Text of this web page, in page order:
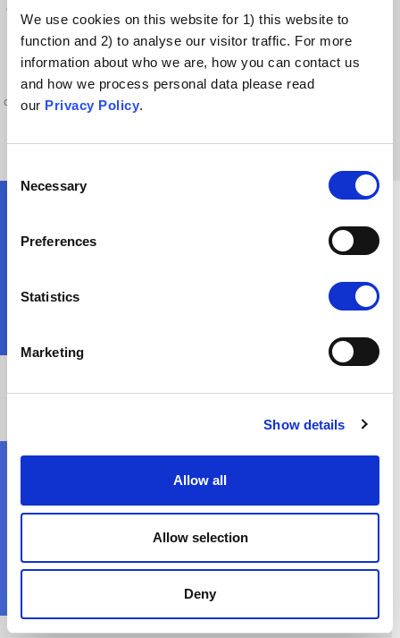
We use cookies on this website for 1) this website to
function and 2) to analyse our visitor traffic. For more
information about who we are, how you can contact us
and how we process personal data please read
our Privacy Policy.
Selection
Necessary
Preferences
Statistics
Marketing
Show details
Allow all
Allow selection
Deny
en el experimento de Tuskagee. Aunque casos como éstos son cada vez
menos frecuentes y adquieren rápidamente notoriedad, puede resultar
difícil confiar en sistemas sanitarios que han maltratado determinados
grupos en el pasado. Es importante reconocer que esos malos tratos
ocurrieron y, en consecuencia, es comprensible que exista preocupación
¿Dónde puedo obtener más información?
Información adicional: